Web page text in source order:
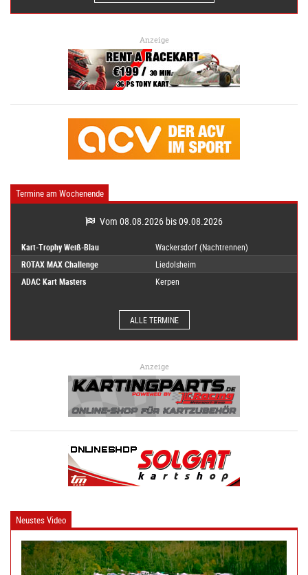
Anzeige
Termine am Wochenende
Vom 08.08.2026 bis 09.08.2026
Kart-Trophy Weiß-Blau
Wackersdorf (Nachtrennen)
ROTAX MAX Challenge
Liedolsheim
ADAC Kart Masters
Kerpen
ALLE TERMINE
Anzeige
Neustes Video